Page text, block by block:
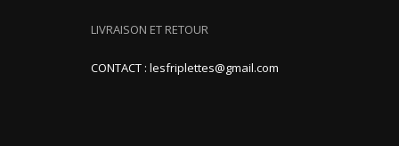
LIVRAISON ET RETOUR
CONTACT : lesfriplettes@gmail.com